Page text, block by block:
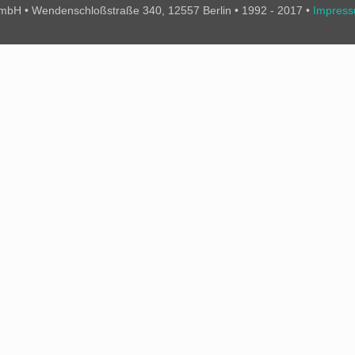
• Wendenschloßstraße 340, 12557 Berlin • 1992 - 2017 •